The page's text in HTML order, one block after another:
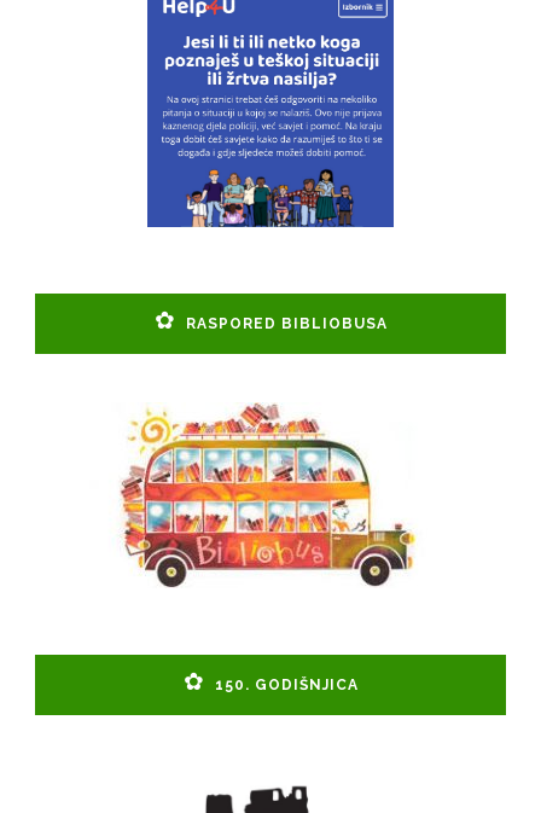
RASPORED BIBLIOBUSA
150. GODIŠNJICA